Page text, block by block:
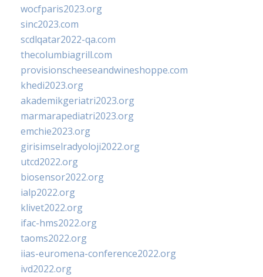
wocfparis2023.org
sinc2023.com
scdlqatar2022-qa.com
thecolumbiagrill.com
provisionscheeseandwineshoppe.com
khedi2023.org
akademikgeriatri2023.org
marmarapediatri2023.org
emchie2023.org
girisimselradyoloji2022.org
utcd2022.org
biosensor2022.org
ialp2022.org
klivet2022.org
ifac-hms2022.org
taoms2022.org
iias-euromena-conference2022.org
ivd2022.org